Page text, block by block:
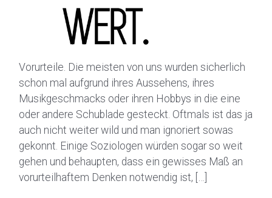
Vorurteile. Die meisten von uns wurden sicherlich
schon mal aufgrund ihres Aussehens, ihres
Musikgeschmacks oder ihren Hobbys in die eine
oder andere Schublade gesteckt. Oftmals ist das ja
auch nicht weiter wild und man ignoriert sowas
gekonnt. Einige Soziologen würden sogar so weit
gehen und behaupten, dass ein gewisses Maß an
vorurteilhaftem Denken notwendig ist, […]